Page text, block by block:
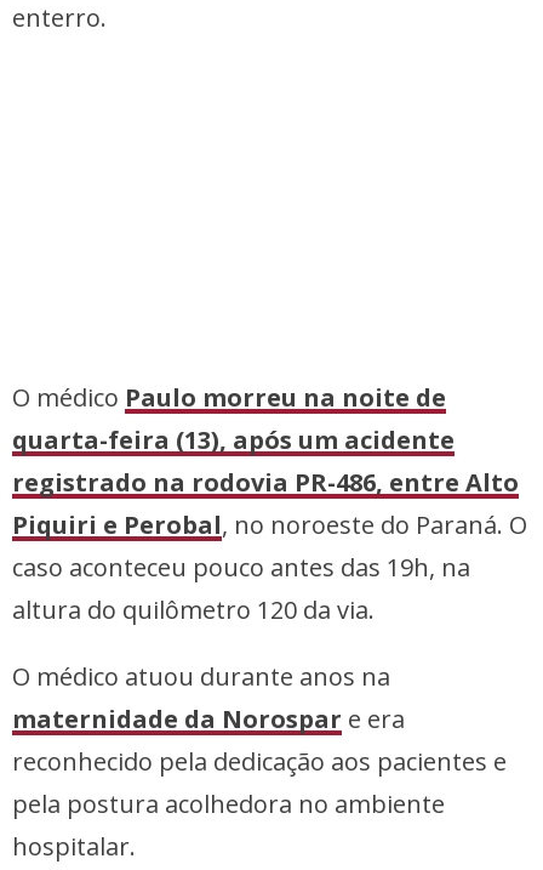
enterro.
O médico Paulo morreu na noite de
quarta-feira (13), após um acidente
registrado na rodovia PR-486, entre Alto
Piquiri e Perobal, no noroeste do Paraná. O
caso aconteceu pouco antes das 19h, na
altura do quilômetro 120 da via.
O médico atuou durante anos na
maternidade da Norospar e era
reconhecido pela dedicação aos pacientes e
pela postura acolhedora no ambiente
hospitalar.